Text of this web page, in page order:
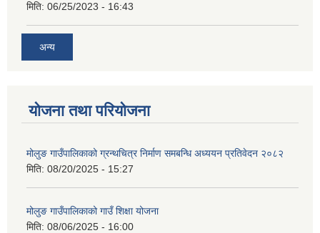
मिति: 06/25/2023 - 16:43
अन्य
योजना तथा परियोजना
मोलुङ गाउँपालिकाको ग्रन्थचित्र निर्माण समबन्धि अध्ययन प्रतिवेदन २०८२
मिति: 08/20/2025 - 15:27
मोलुङ गाउँपालिकाको गाउँ शिक्षा योजना
मिति: 08/06/2025 - 16:00